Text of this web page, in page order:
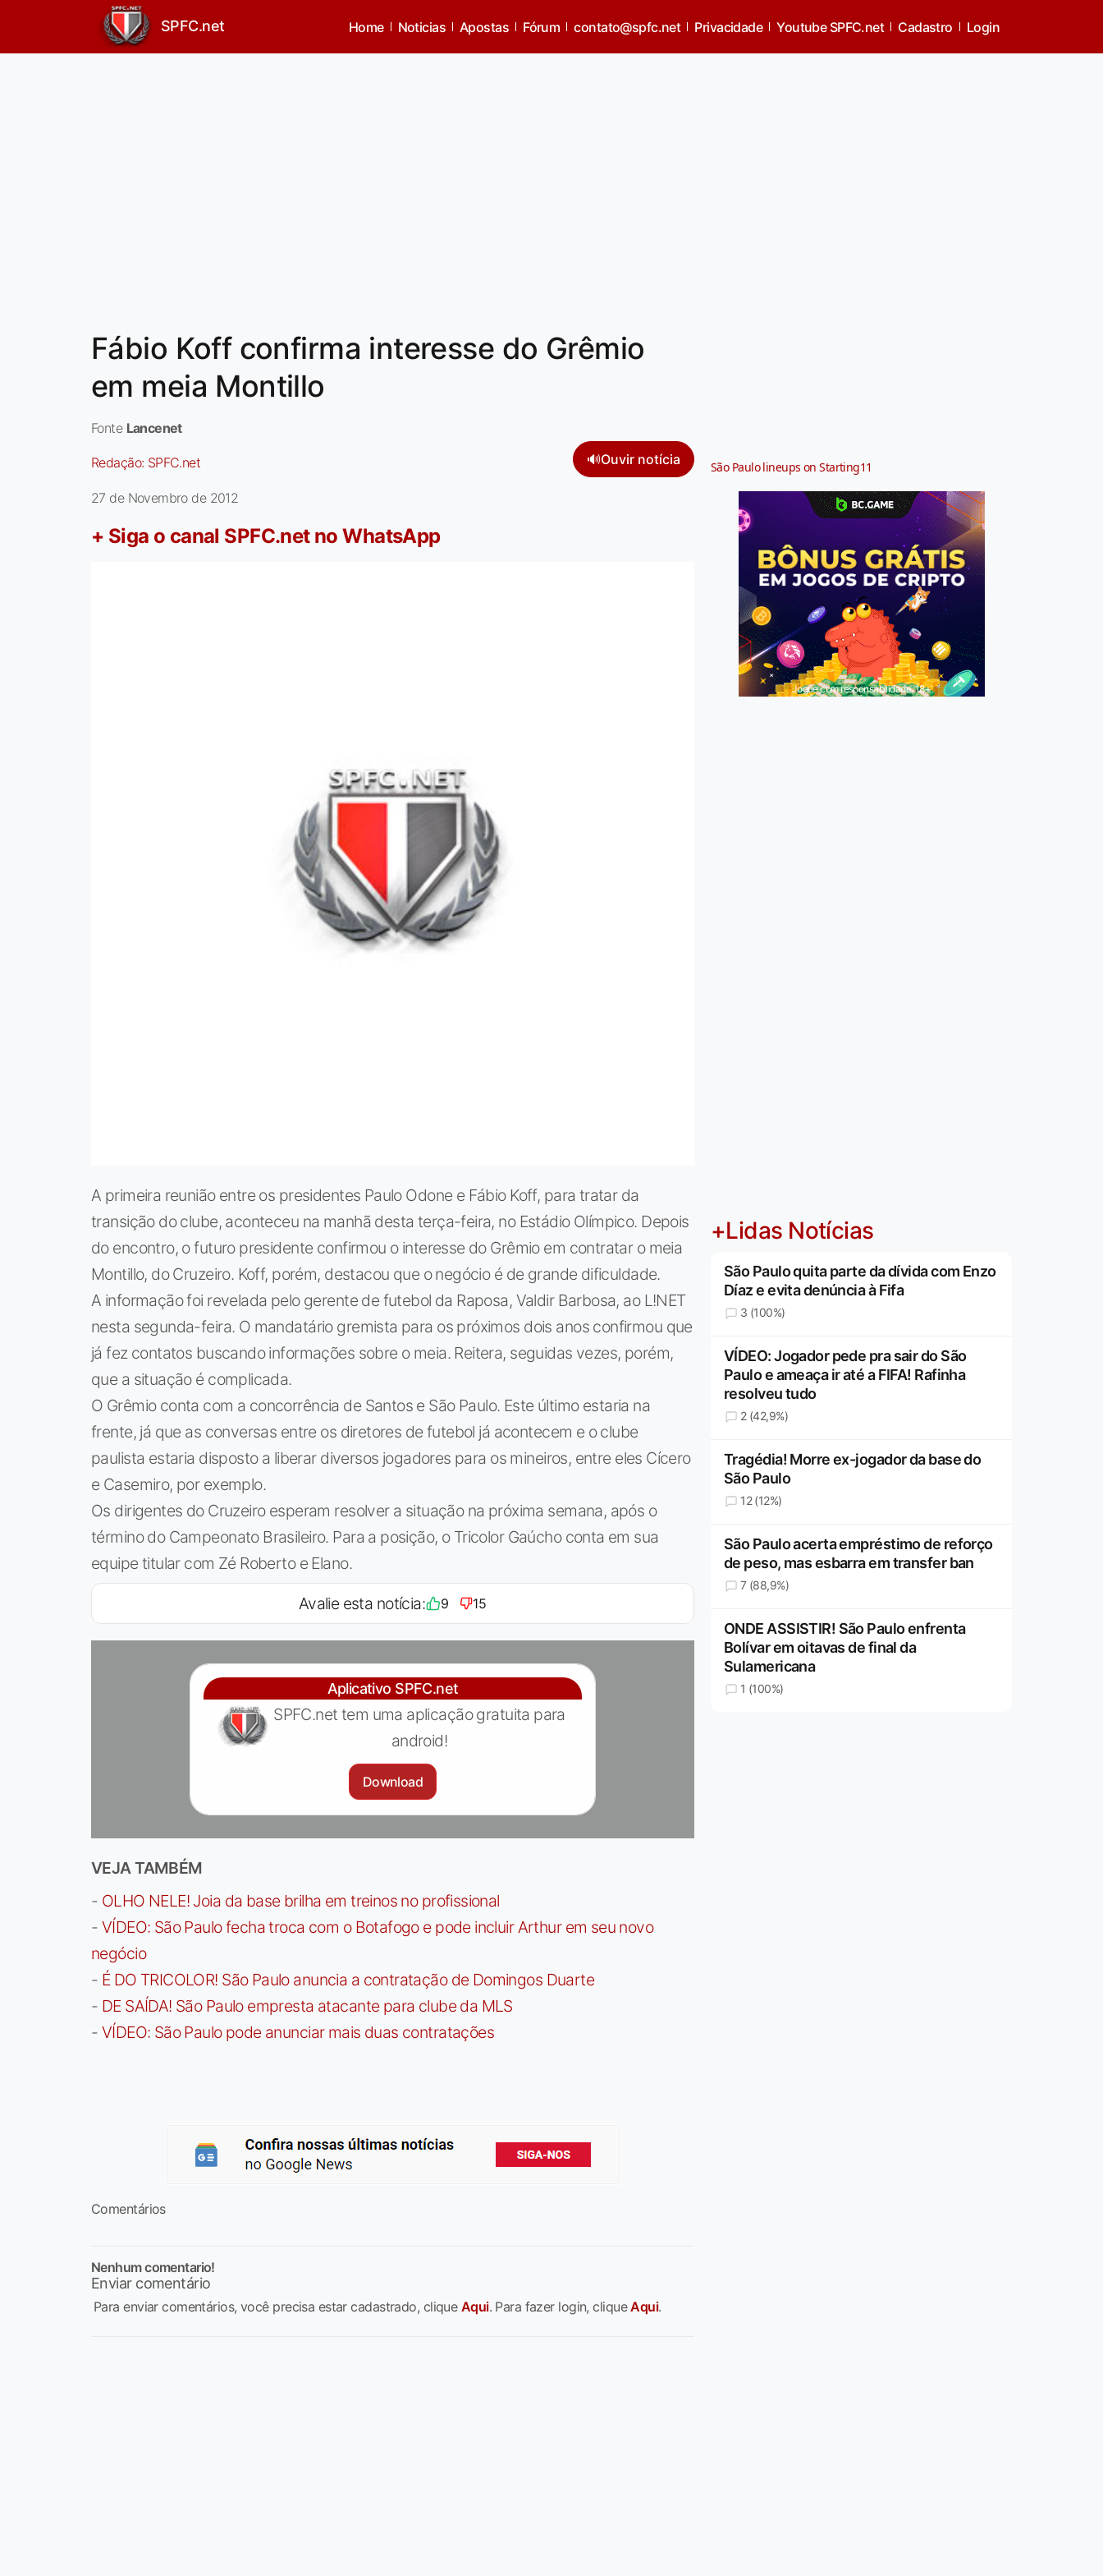
SPFC.net Home Noticias Apostas Fórum contato@spfc.net Privacidade Youtube SPFC.net Cadastro Login
Fábio Koff confirma interesse do Grêmio
em meia Montillo
Fonte Lancenet
Redação: SPFC.net 🔊Ouvir notícia
27 de Novembro de 2012
+ Siga o canal SPFC.net no WhatsApp
A primeira reunião entre os presidentes Paulo Odone e Fábio Koff, para tratar da
transição do clube, aconteceu na manhã desta terça-feira, no Estádio Olímpico. Depois
do encontro, o futuro presidente confirmou o interesse do Grêmio em contratar o meia
Montillo, do Cruzeiro. Koff, porém, destacou que o negócio é de grande dificuldade.
A informação foi revelada pelo gerente de futebol da Raposa, Valdir Barbosa, ao L!NET
nesta segunda-feira. O mandatário gremista para os próximos dois anos confirmou que
já fez contatos buscando informações sobre o meia. Reitera, seguidas vezes, porém,
que a situação é complicada.
O Grêmio conta com a concorrência de Santos e São Paulo. Este último estaria na
frente, já que as conversas entre os diretores de futebol já acontecem e o clube
paulista estaria disposto a liberar diversos jogadores para os mineiros, entre eles Cícero
e Casemiro, por exemplo.
Os dirigentes do Cruzeiro esperam resolver a situação na próxima semana, após o
término do Campeonato Brasileiro. Para a posição, o Tricolor Gaúcho conta em sua
equipe titular com Zé Roberto e Elano.
Avalie esta notícia: 9 15
Aplicativo SPFC.net
SPFC.net tem uma aplicação gratuita para
android!
Download
VEJA TAMBÉM
- OLHO NELE! Joia da base brilha em treinos no profissional
- VÍDEO: São Paulo fecha troca com o Botafogo e pode incluir Arthur em seu novo
negócio
- É DO TRICOLOR! São Paulo anuncia a contratação de Domingos Duarte
- DE SAÍDA! São Paulo empresta atacante para clube da MLS
- VÍDEO: São Paulo pode anunciar mais duas contratações
Comentários
Nenhum comentario!
Enviar comentário
Para enviar comentários, você precisa estar cadastrado, clique Aqui. Para fazer login, cliqueAqui.
São Paulo lineups on Starting11
Jogue com responsabilidade. 18+
+Lidas Notícias
São Paulo quita parte da dívida com Enzo
Díaz e evita denúncia à Fifa
3 (100%)
VÍDEO: Jogador pede pra sair do São
Paulo e ameaça ir até a FIFA! Rafinha
resolveu tudo
2 (42,9%)
Tragédia! Morre ex-jogador da base do
São Paulo
12 (12%)
São Paulo acerta empréstimo de reforço
de peso, mas esbarra em transfer ban
7 (88,9%)
ONDE ASSISTIR! São Paulo enfrenta
Bolívar em oitavas de final da
Sulamericana
1 (100%)